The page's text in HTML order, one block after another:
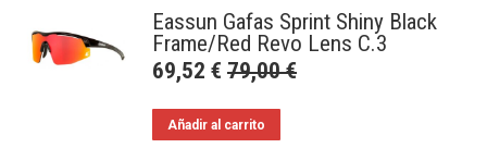
Eassun Gafas Sprint Shiny Black
Frame/Red Revo Lens C.3
69,52 € 79,00€
Añadir al carrito